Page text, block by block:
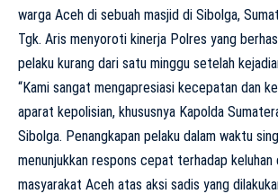
warga Aceh di sebuah masjid di Sibolga,
Tgk. Aris menyoroti kinerja Polres yang
pelaku kurang dari satu minggu setelah
“Kami sangat mengapresiasi kecepatan dan
aparat kepolisian, khususnya Kapolda
Sibolga. Penangkapan pelaku dalam waktu
menunjukkan respons cepat terhadap
masyarakat Aceh atas aksi sadis yang